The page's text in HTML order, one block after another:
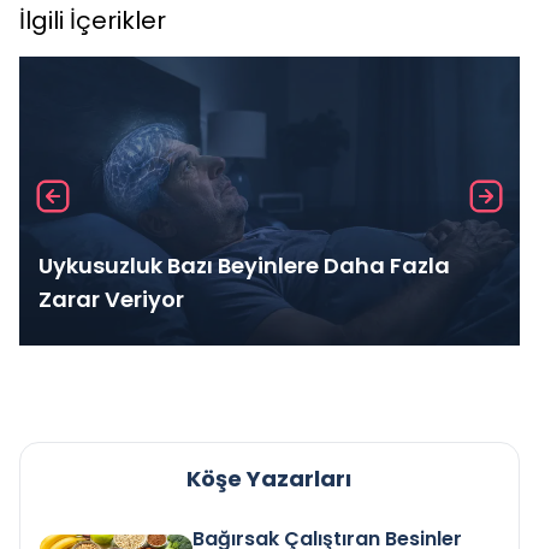
İlgili İçerikler
Uykusuzluk Bazı Beyinlere Daha Fazla
Zarar Veriyor
Köşe Yazarları
Bağırsak Çalıştıran Besinler